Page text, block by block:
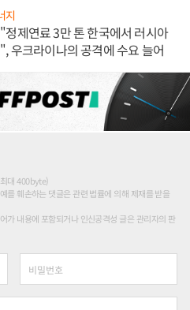
지
정제연료 3만 톤 한국에서 러시아
우크라이나의 공격에 수요 늘어
대 400byte)
를 훼손하는 댓글은 관련 법률에 의해 제재를 받을
가 내용에 포함되거나 인신공격성 글은 관리자의 판